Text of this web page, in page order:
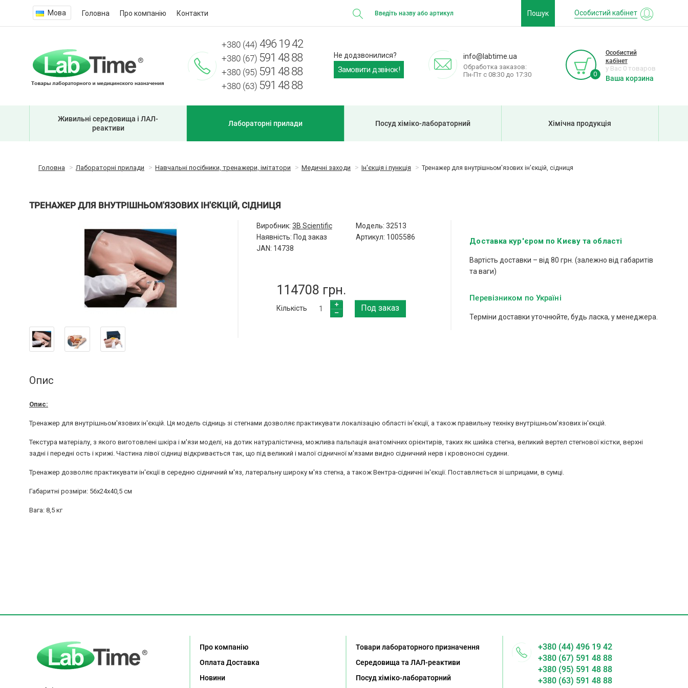
Мова Головна Про компанію Контакти Пошук Особистий кабінет
+380 (44) 496 19 42
+380 (67) 591 48 88
+380 (95) 591 48 88
+380 (63) 591 48 88
Не додзвонилися?
Замовити дзвінок!
info@labtime.ua
Обработка заказов:
Пн-Пт с 08:30 до 17:30
0
Особистий
кабінет
у Вас 0 товаров
Ваша корзина
Живильні середовища і ЛАЛ-
реактиви
Лабораторні прилади Посуд хіміко-лабораторний Хімічна продукція
Головна Лабораторні прилади Навчальні посібники, тренажери, імітатори Медичні заходи Ін'єкція і пункція Тренажер для внутрішньом'язових ін'єкцій, сідниця
ТРЕНАЖЕР ДЛЯ ВНУТРІШНЬОМ'ЯЗОВИХ ІН'ЄКЦІЙ, СІДНИЦЯ
Виробник: 3B Scientific Модель:32513
Наявність: Под заказ
Артикул: 1005586
JAN: 14738
114708 грн.
Кількість Под заказ
Доставка кур'єром по Києву та області
Вартість доставки – від 80 грн. (залежно від габаритів
та ваги)
Перевізником по Україні
Терміни доставки уточнюйте, будь ласка, у менеджера.
Опис
Опис:
Тренажер для внутрішньом'язових ін'єкцій. Ця модель сідниць зі стегнами дозволяє практикувати локалізацію області ін'єкції, а також правильну техніку внутрішньом'язових ін'єкцій.
Текстура матеріалу, з якого виготовлені шкіра і м'язи моделі, на дотик натуралістична, можлива пальпація анатомічних орієнтирів, таких як шийка стегна, великий вертел стегнової кістки, верхні
задні і передні ость і крижі. Частина лівої сідниці відкривається так, що під великий і малої сідничної м'язами видно сідничний нерв і кровоносні судини.
Тренажер дозволяє практикувати ін'єкції в середню сідничний м'яз, латеральну широку м'яз стегна, а також Вентра-сідничні ін'єкції. Поставляється зі шприцами, в сумці.
Габаритні розміри: 56х24х40,5 см
Вага: 8,5 кг
Про компанію
Оплата Доставка
Новини
Товари лабораторного призначення
Середовища та ЛАЛ-реактиви
Посуд хіміко-лабораторний
+380 (44) 496 19 42
+380 (67) 591 48 88
+380 (95) 591 48 88
+380 (63) 591 48 88